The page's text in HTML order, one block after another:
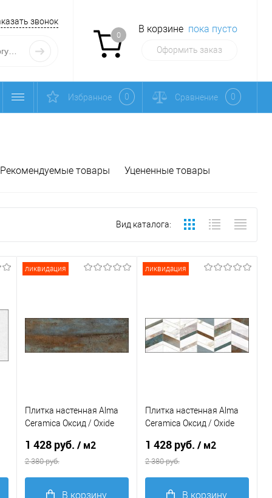
звонок
0
В корзине пока пусто
Оформить заказ
Избранное 0 Сравнение 0
Рекомендуемые товары Уцененные товары
Вид каталога:
ликвидация
Плитка настенная Alma
Ceramica Оксид / Oxide
1 428 руб. / м2
2 380 руб.
В корзину
ликвидация
Плитка настенная Alma
Ceramica Оксид / Oxide
1 428 руб. / м2
2 380 руб.
В корзину